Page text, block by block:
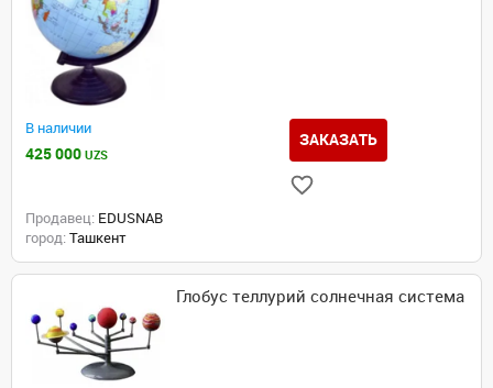
В наличии
425 000 UZS
ЗАКАЗАТЬ
Продавец: EDUSNAB
город: Ташкент
Глобус теллурий солнечная система